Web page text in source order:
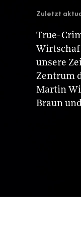
Zuletzt
True-
unsere
Zentrum
Martin
Braun